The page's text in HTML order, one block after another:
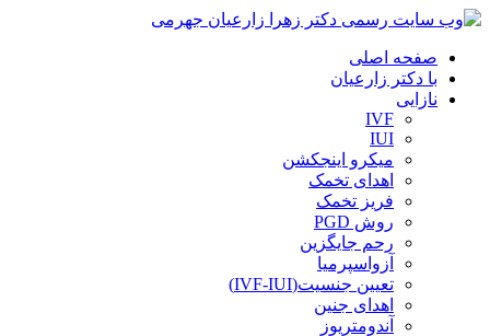
صفحه اصلی
با دکتر زارعیان
نازایی
IVF
IUI
میکرو اینجکشن
اهدای تخمک
فریز تخمک
روش PGD
رحم جایگزین
آزواسپرمیا
تعیین جنسیت(IVF-IUI)
اهدای جنین
آندومتریوز